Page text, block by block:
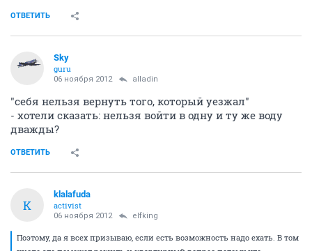
ОТВЕТИТЬ
Sky
guru
06 ноября 2012 alladin
"себя нельзя вернуть того, который уезжал"
- хотели сказать: нельзя войти в одну и ту же воду
дважды?
ОТВЕТИТЬ
K
klalafuda
activist
06 ноября 2012 elfking
Поэтому, да я всех призываю, если есть возможность надо ехать. В том